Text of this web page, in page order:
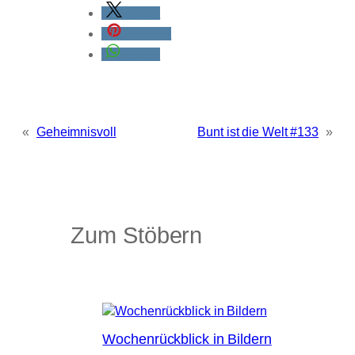
« Geheimnisvoll Bunt ist die Welt #133 »
Zum Stöbern
Wochenrückblick in Bildern